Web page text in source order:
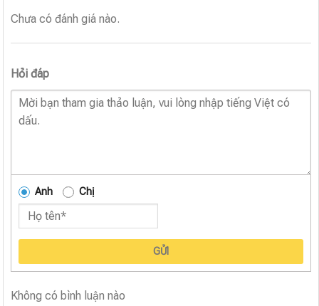
Chưa có đánh giá nào.
Hỏi đáp
Anh Chị
GỬI
Không có bình luận nào